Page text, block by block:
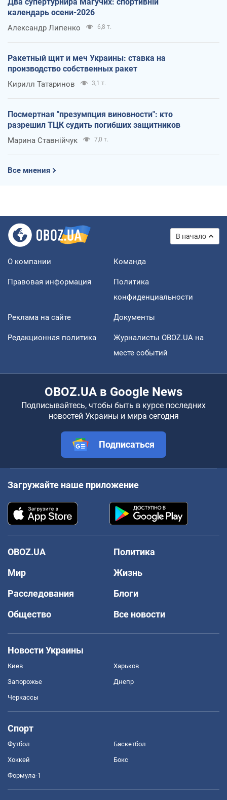
календарь осени-2026
Александр Липенко 6,8 т.
Ракетный щит и меч Украины: ставка на
производство собственных ракет
Кирилл Татаринов 3,1 т.
Посмертная "презумпция виновности": кто
разрешил ТЦК судить погибших защитников
Марина Ставнійчук 7,0 т.
Все мнения
В начало
О компании Команда
Правовая информация
Политика
конфиденциальности
Реклама на сайте Документы
Редакционная политика
Журналисты OBOZ.UA на
месте событий
OBOZ.UA в Google News
Подписывайтесь, чтобы быть в курсе последних
новостей Украины и мира сегодня
Подписаться
Загружайте наше приложение
OBOZ.UA
Политика
Мир
Жизнь
Расследования
Блоги
Общество
Все новости
Новости Украины
Киев Харьков
Запорожье Днепр
Черкассы
Спорт
Футбол Баскетбол
Хоккей Бокс
Формула-1